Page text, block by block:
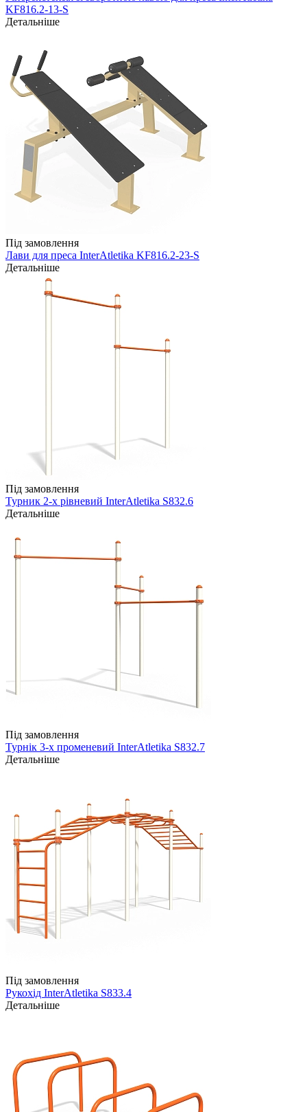
KF816.2-13-S
Детальніше
Під замовлення
Лави для преса InterAtletika KF816.2-23-S
Детальніше
Під замовлення
Турник 2-х рівневий InterAtletika S832.6
Детальніше
Під замовлення
Турнік 3-х променевий InterAtletika S832.7
Детальніше
Під замовлення
Рукохід InterAtletika S833.4
Детальніше